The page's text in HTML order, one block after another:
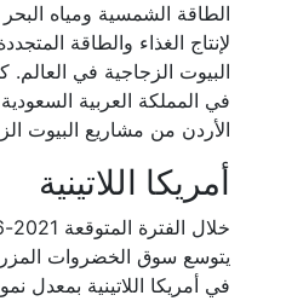
الطاقة الشمسية ومياه
لإنتاج الغذاء والطاقة
البيوت الزجاجية في
في المملكة العربية
الأردن من مشاريع البيوت
أمريكا اللاتينية
يتوسع سوق الخضروات